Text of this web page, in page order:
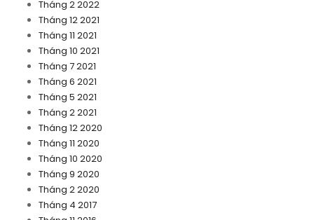
Tháng 2 2022
Tháng 12 2021
Tháng 11 2021
Tháng 10 2021
Tháng 7 2021
Tháng 6 2021
Tháng 5 2021
Tháng 2 2021
Tháng 12 2020
Tháng 11 2020
Tháng 10 2020
Tháng 9 2020
Tháng 2 2020
Tháng 4 2017